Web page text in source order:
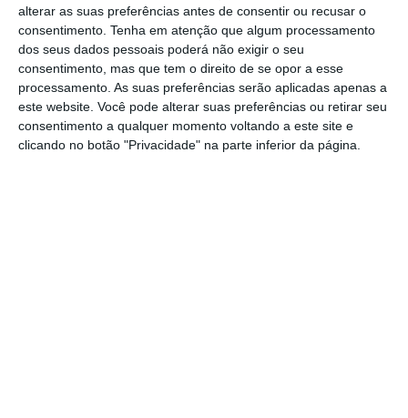
alterar as suas preferências antes de consentir ou recusar o
consentimento. Tenha em atenção que algum processamento
dos seus dados pessoais poderá não exigir o seu
consentimento, mas que tem o direito de se opor a esse
processamento. As suas preferências serão aplicadas apenas a
este website. Você pode alterar suas preferências ou retirar seu
consentimento a qualquer momento voltando a este site e
clicando no botão "Privacidade" na parte inferior da página.
empréstimos.“A CGD não tem intenção, à
partida, de participar nestas novas operações,
atendendo à sua sólida e muito confortável
posição de liquidez”.
Fonte oficial recordou ainda que o banco